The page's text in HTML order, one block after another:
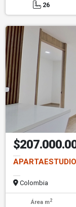
26
Colombia
Área m2